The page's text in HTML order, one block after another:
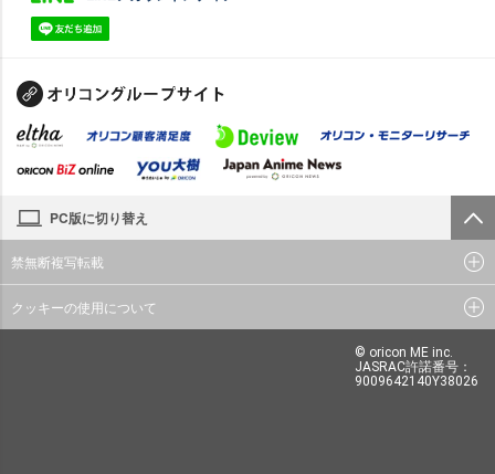
PC版に切り替え
禁無断複写転載
クッキーの使用について
© oricon ME inc.
JASRAC許諾番号：
9009642140Y38026